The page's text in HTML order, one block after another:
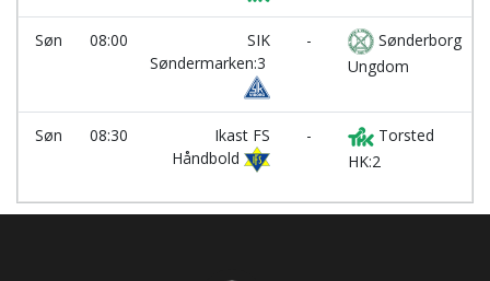
Søn 08:00
SIK
Søndermarken:3
-
Sønderborg
Ungdom
Søn 08:30
Ikast FS
Håndbold
-
Torsted
HK:2